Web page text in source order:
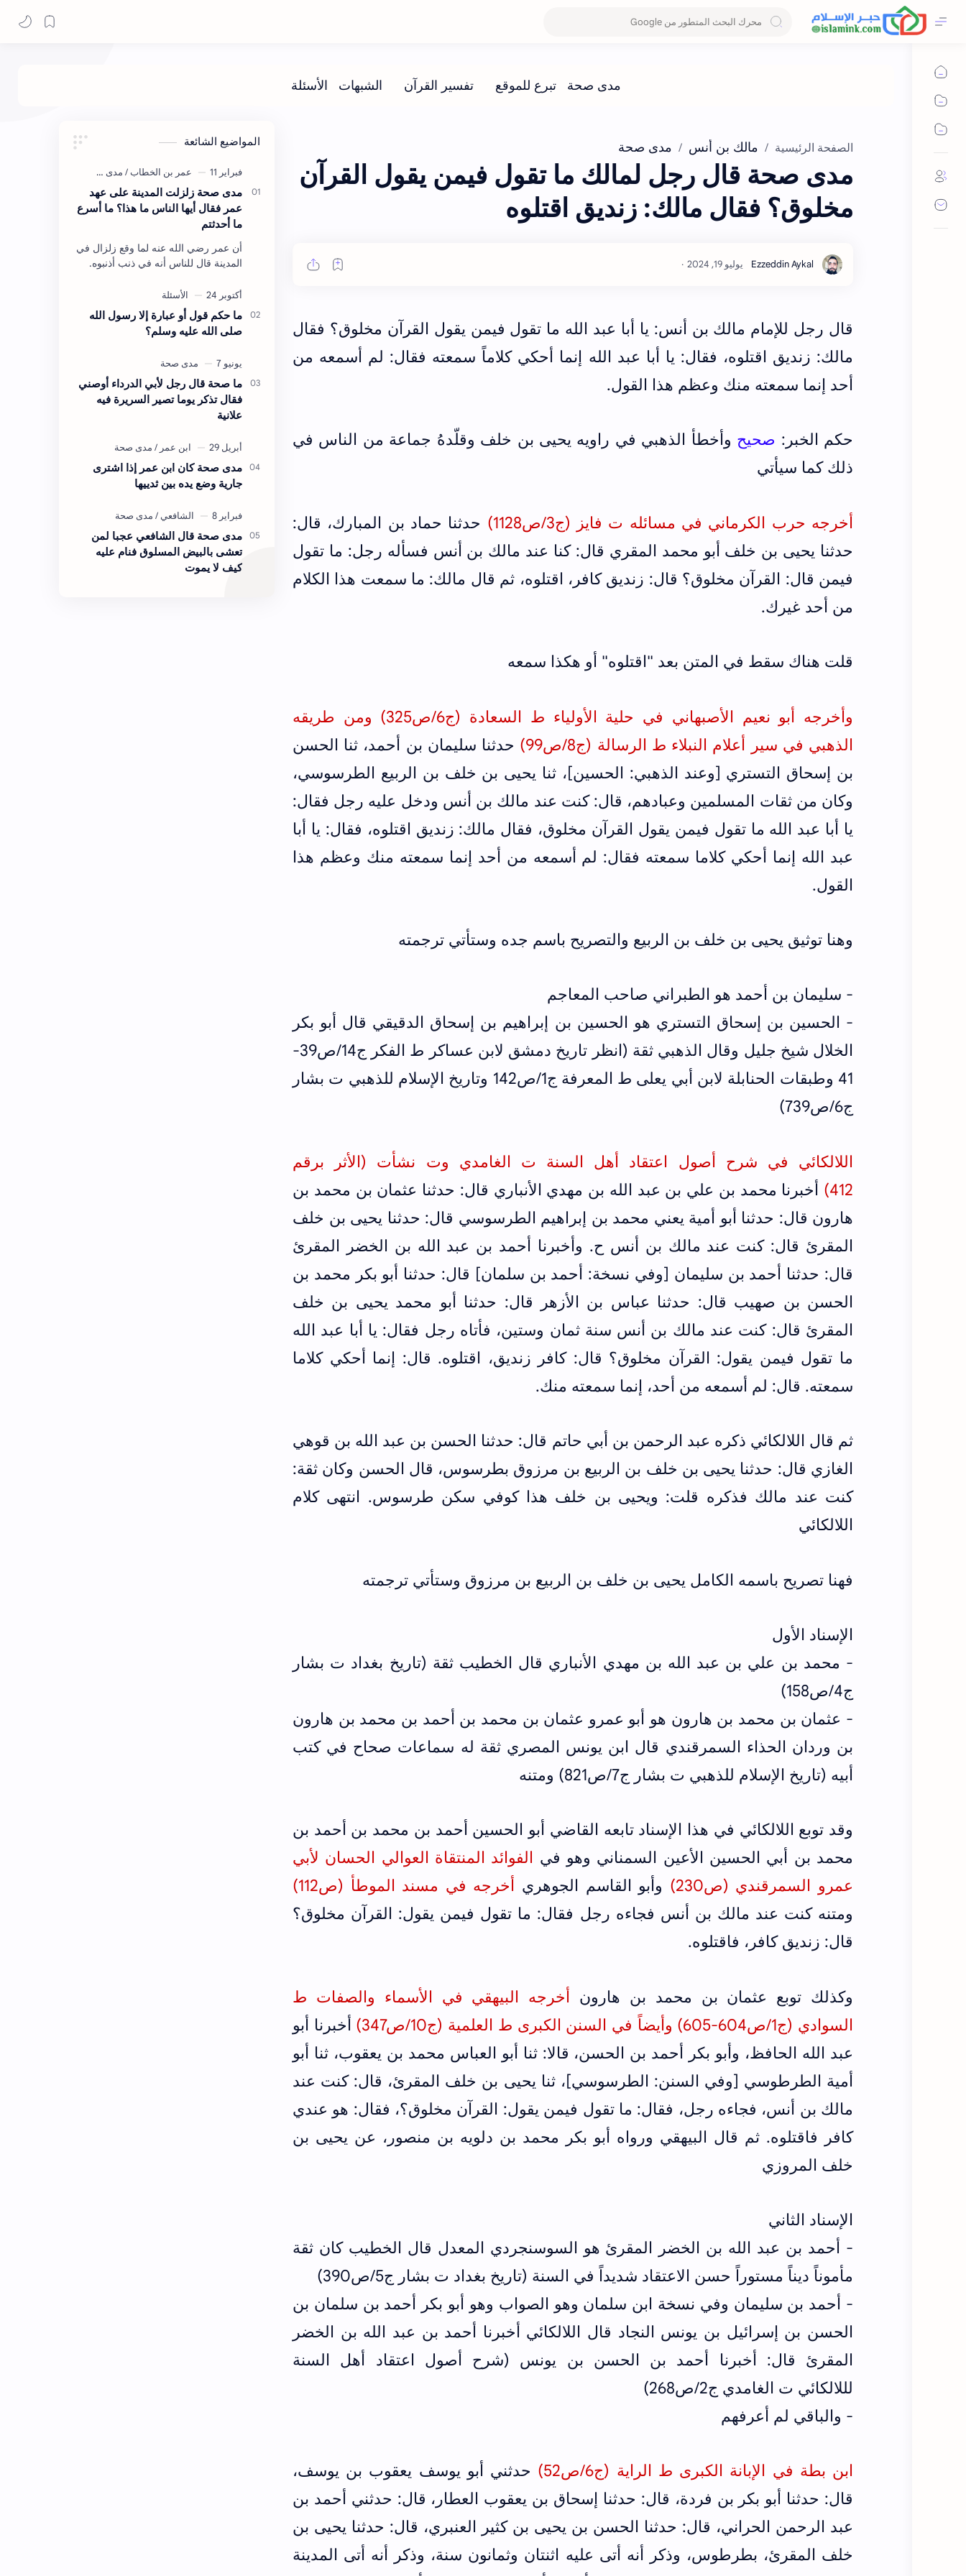
الصفحة الرئيسية مالك بن أنس مدى صحة
مدى صحة قال رجل لمالك ما تقول فيمن يقول القرآن
مخلوق؟ فقال مالك: زنديق اقتلوه
قال رجل للإمام مالك بن أنس: يا أبا عبد الله ما تقول فيمن يقول القرآن مخلوق؟ فقال
مالك: زنديق اقتلوه، فقال: يا أبا عبد الله إنما أحكي كلاماً سمعته فقال: لم أسمعه من
أحد إنما سمعته منك وعظم هذا القول.
حكم الخبر: صحيح وأخطأ الذهبي في راويه يحيى بن خلف وقلّدهُ جماعة من الناس في
ذلك كما سيأتي
أخرجه حرب الكرماني في مسائله ت فايز (ج3/ص1128)
حدثنا حماد بن المبارك، قال:
حدثنا يحيى بن خلف أبو محمد المقري قال: كنا عند مالك بن أنس فسأله رجل: ما تقول
فيمن قال: القرآن مخلوق؟ قال: زنديق كافر، اقتلوه، ثم قال مالك: ما سمعت هذا الكلام
من أحد غيرك.
قلت هناك سقط في المتن بعد "اقتلوه" أو هكذا سمعه
وأخرجه أبو نعيم الأصبهاني في حلية الأولياء ط السعادة (ج6/ص325) ومن طريقه
الذهبي في سير أعلام النبلاء ط الرسالة (ج8/ص99)
حدثنا سليمان بن أحمد، ثنا الحسن
بن إسحاق التستري [وعند الذهبي: الحسين]، ثنا يحيى بن خلف بن الربيع الطرسوسي،
وكان من ثقات المسلمين وعبادهم، قال: كنت عند مالك بن أنس ودخل عليه رجل فقال:
يا أبا عبد الله ما تقول فيمن يقول القرآن مخلوق، فقال مالك: زنديق اقتلوه، فقال: يا أبا
عبد الله إنما أحكي كلاما سمعته فقال: لم أسمعه من أحد إنما سمعته منك وعظم هذا
القول.
وهنا توثيق يحيى بن خلف بن الربيع والتصريح باسم جده وستأتي ترجمته
- سليمان بن أحمد هو الطبراني صاحب المعاجم
- الحسين بن إسحاق التستري هو الحسين بن إبراهيم بن إسحاق الدقيقي قال أبو بكر
الخلال شيخ جليل وقال الذهبي ثقة (انظر تاريخ دمشق لابن عساكر ط الفكر ج14/ص39-
41 وطبقات الحنابلة لابن أبي يعلى ط المعرفة ج1/ص142 وتاريخ الإسلام للذهبي ت بشار
ج6/ص739)
اللالكائي في شرح أصول اعتقاد أهل السنة ت الغامدي وت نشأت (الأثر برقم
412)
أخبرنا محمد بن علي بن عبد الله بن مهدي الأنباري قال: حدثنا عثمان بن محمد بن
هارون قال: حدثنا أبو أمية يعني محمد بن إبراهيم الطرسوسي قال: حدثنا يحيى بن خلف
المقرئ قال: كنت عند مالك بن أنس ح. وأخبرنا أحمد بن عبد الله بن الخضر المقرئ
قال: حدثنا أحمد بن سليمان [وفي نسخة: أحمد بن سلمان] قال: حدثنا أبو بكر محمد بن
الحسن بن صهيب قال: حدثنا عباس بن الأزهر قال: حدثنا أبو محمد يحيى بن خلف
المقرئ قال: كنت عند مالك بن أنس سنة ثمان وستين، فأتاه رجل فقال: يا أبا عبد الله
ما تقول فيمن يقول: القرآن مخلوق؟ قال: كافر زنديق، اقتلوه. قال: إنما أحكي كلاما
سمعته. قال: لم أسمعه من أحد، إنما سمعته منك.
ثم قال اللالكائي ذكره عبد الرحمن بن أبي حاتم قال: حدثنا الحسن بن عبد الله بن قوهي
الغازي قال: حدثنا يحيى بن خلف بن الربيع بن مرزوق بطرسوس، قال الحسن وكان ثقة:
كنت عند مالك فذكره قلت: ويحيى بن خلف هذا كوفي سكن طرسوس. انتهى كلام
اللالكائي
فهنا تصريح باسمه الكامل يحيى بن خلف بن الربيع بن مرزوق وستأتي ترجمته
الإسناد الأول
- محمد بن علي بن عبد الله بن مهدي الأنباري قال الخطيب ثقة (تاريخ بغداد ت بشار
ج4/ص158)
- عثمان بن محمد بن هارون هو أبو عمرو عثمان بن محمد بن أحمد بن محمد بن هارون
بن وردان الحذاء السمرقندي قال ابن يونس المصري ثقة له سماعات صحاح في كتب
أبيه (تاريخ الإسلام للذهبي ت بشار ج7/ص821) ومتنه
وقد توبع اللالكائي في هذا الإسناد تابعه القاضي أبو الحسين أحمد بن محمد بن أحمد بن
محمد بن أبي الحسين الأعين السمناني وهو في الفوائد المنتقاة العوالي الحسان لأبي
عمرو السمرقندي (ص230)
وأبو القاسم الجوهري أخرجه في مسند الموطأ (ص112
)
ومتنه كنت عند مالك بن أنس فجاءه رجل فقال: ما تقول فيمن يقول: القرآن مخلوق؟
قال: زنديق كافر، فاقتلوه.
وكذلك توبع عثمان بن محمد بن هارون أخرجه البيهقي في الأسماء والصفات ط
السوادي (ج1/ص604-605) وأيضاً في
السنن الكبرى ط العلمية (ج10/ص 347
) أخبرنا أبو
عبد الله الحافظ، وأبو بكر أحمد بن الحسن، قالا: ثنا أبو العباس محمد بن يعقوب، ثنا أبو
أمية الطرطوسي [وفي السنن: الطرسوسي]، ثنا يحيى بن خلف المقرئ، قال: كنت عند
مالك بن أنس، فجاءه رجل، فقال: ما تقول فيمن يقول: القرآن مخلوق؟، فقال: هو عندي
كافر فاقتلوه. ثم قال البيهقي ورواه أبو بكر محمد بن دلويه بن منصور، عن يحيى بن
خلف المروزي
الإسناد الثاني
- أحمد بن عبد الله بن الخضر المقرئ هو السوسنجردي المعدل قال الخطيب كان ثقة
مأموناً ديناً مستوراً حسن الاعتقاد شديداً في السنة (تاريخ بغداد ت بشار ج5/ص390)
- أحمد بن سليمان وفي نسخة ابن سلمان وهو الصواب وهو أبو بكر أحمد بن سلمان بن
الحسن بن إسرائيل بن يونس النجاد قال اللالكائي ‌أخبرنا أحمد ‌بن ‌عبد ‌الله ‌بن ‌الخضر
المقرئ قال: أخبرنا أحمد بن الحسن بن يونس (شرح أصول اعتقاد أهل السنة
لللالكائي ت الغامدي ج2/ص268)
- والباقي لم أعرفهم
ابن بطة في الإبانة الكبرى ط الراية (ج6/ص52)
حدثني أبو يوسف يعقوب بن يوسف،
قال: حدثنا أبو بكر بن فردة، قال: حدثنا إسحاق بن يعقوب العطار، قال: حدثني أحمد بن
عبد الرحمن الحراني، قال: حدثنا الحسن بن يحيى بن كثير العنبري، قال: حدثنا يحيى بن
خلف المقرئ، بطرطوس، وذكر أنه أتى عليه اثنتان وثمانون سنة، وذكر أنه أتى المدينة
المواضيع الشائعة
مدى صحة زلزلت المدينة على عهد
عمر فقال أيها الناس ما هذا؟ ما أسرع
ما أحدثتم
أن عمر رضي الله عنه لما وقع زلزال في
المدينة قال للناس أنه في ذنب أذنبوه.
معناه أخرجه ابن أبي الدنيا في العقوبات
(ص3…
ما حكم قول أو عبارة إلا رسول الله
صلى الله عليه وسلم؟
ما صحة قال رجل لأبي الدرداء أوصني
فقال تذكر يوما تصير السريرة فيه
علانية
مدى صحة كان ابن عمر إذا اشترى
جارية وضع يده بين ثدييها
مدى صحة قال الشافعي عجبا لمن
تعشى بالبيض المسلوق فنام عليه
كيف لا يموت